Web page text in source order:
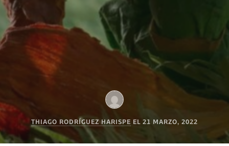
THIAGO RODRÍGUEZ HARISPE EL 21 MARZO, 2022